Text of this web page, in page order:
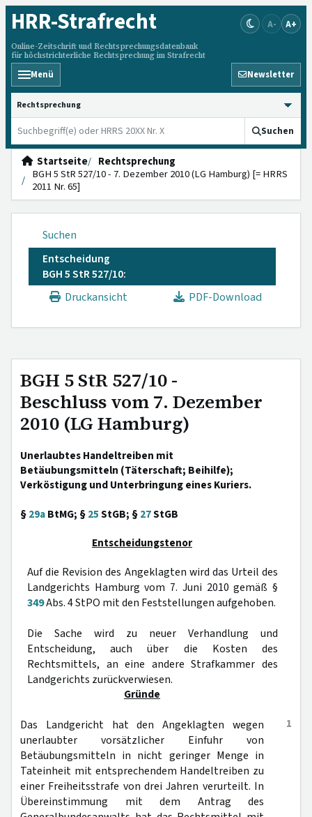
HRR-Strafrecht
Online-Zeitschrift und Rechtsprechungsdatenbank
für höchstrichterliche Rechtsprechung im Strafrecht
A- A+
Menü Newsletter
HRRS durchsuchen
Suchen
Startseite
Rechtsprechung
BGH 5 StR 527/10 - 7. Dezember 2010 (LG Hamburg) [= HRRS
2011 Nr. 65]
Suchen
Entscheidung
BGH 5 StR 527/10:
Druckansicht
PDF-Download
BGH 5 StR 527/10 -
Beschluss vom 7. Dezember
2010 (LG Hamburg)
Unerlaubtes Handeltreiben mit
Betäubungsmitteln (Täterschaft; Beihilfe);
Verköstigung und Unterbringung eines Kuriers.
§29aBtMG; §25StGB; §27StGB
Entscheidungstenor
Auf die Revision des Angeklagten wird das Urteil des
Landgerichts Hamburg vom 7. Juni 2010 gemäß §
349Abs. 4 StPO mit den Feststellungen aufgehoben.
Die Sache wird zu neuer Verhandlung und
Entscheidung, auch über die Kosten des
Rechtsmittels, an eine andere Strafkammer des
Landgerichts zurückverwiesen.
Gründe
1
Das Landgericht hat den Angeklagten wegen
unerlaubter vorsätzlicher Einfuhr von
Betäubungsmitteln in nicht geringer Menge in
Tateinheit mit entsprechendem Handeltreiben zu
einer Freiheitsstrafe von drei Jahren verurteilt. In
Übereinstimmung mit dem Antrag des